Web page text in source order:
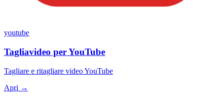
youtube
Tagliavideo per YouTube
Tagliare e ritagliare video YouTube
Apri →